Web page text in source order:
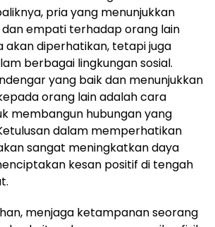
pria yang menunjukkan
dan empati terhadap orang lain
akan diperhatikan, tetapi juga
berbagai lingkungan sosial.
yang baik dan menunjukkan
orang lain adalah cara
membangun hubungan yang
dalam memperhatikan
sangat meningkatkan daya
kesan positif di tengah
menjaga ketampanan seorang